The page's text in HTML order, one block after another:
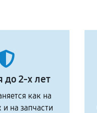
до 2-х лет
как на
и на запчасти